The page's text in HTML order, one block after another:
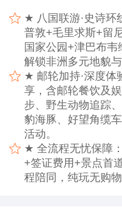
★ 八国联游·史诗环
普敦+毛里求斯+留
国家公园+津巴布
解锁非洲多元地貌与
★ 邮轮加持·深度体
享，含邮轮餐饮及
步、野生动物追踪
豹海豚、好望角缆
活动。
★ 全流程无忧保障
+签证费用+景点首
程陪同，纯玩无购